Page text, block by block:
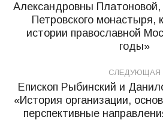
записям
Александровны
Петровского монастыря,
истории православной
годы»
СЛЕДУЮЩАЯ
Епископ Рыбинский и
«История организации,
перспективные